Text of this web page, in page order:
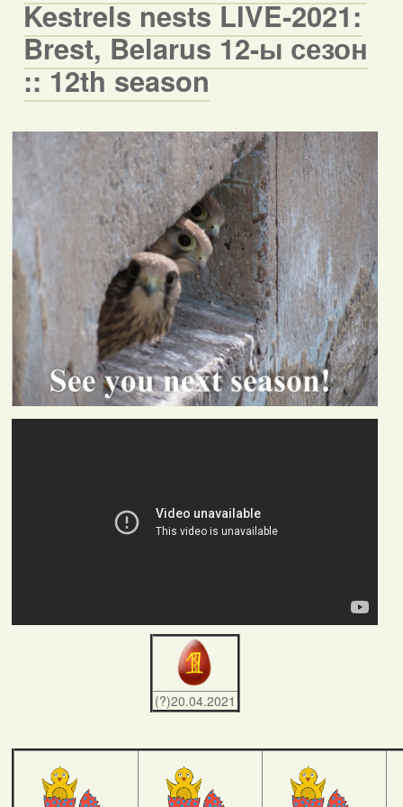
Kestrels nests LIVE-2021:
Brest, Belarus 12-ы сезон
:: 12th season
(?)20.04.2021